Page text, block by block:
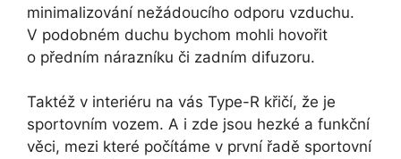
minimalizování nežádoucího odporu vzduchu.
V podobném duchu bychom mohli hovořit
o předním nárazníku či zadním difuzoru.
Taktéž v interiéru na vás Type-R křičí, že je
sportovním vozem. A i zde jsou hezké a funkční
věci, mezi které počítáme v první řadě sportovní